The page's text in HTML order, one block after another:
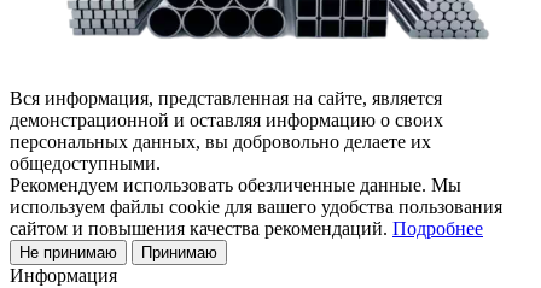
Вся информация, представленная на сайте, является
демонстрационной и оставляя информацию о своих
персональных данных, вы добровольно делаете их
общедоступными.
Рекомендуем использовать обезличенные данные. Мы
используем файлы cookie для вашего удобства пользования
сайтом и повышения качества рекомендаций. Подробнее
Не принимаю Принимаю
Информация